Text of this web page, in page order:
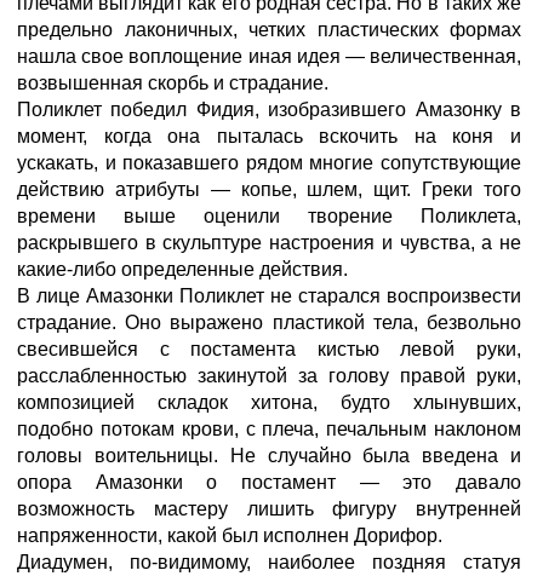
предельно лаконичных, четких пластических формах
нашла свое воплощение иная идея — величественная,
возвышенная скорбь и страдание.
Поликлет победил Фидия, изобразившего Амазонку в
момент, когда она пыталась вскочить на коня и
ускакать, и показавшего рядом многие сопутствующие
действию атрибуты — копье, шлем, щит. Греки того
времени выше оценили творение Поликлета,
раскрывшего в скульптуре настроения и чувства, а не
какие-либо определенные действия.
В лице Амазонки Поликлет не старался воспроизвести
страдание. Оно выражено пластикой тела, безвольно
свесившейся с постамента кистью левой руки,
расслабленностью закинутой за голову правой руки,
композицией складок хитона, будто хлынувших,
подобно потокам крови, с плеча, печальным наклоном
головы воительницы. Не случайно была введена и
опора Амазонки о постамент — это давало
возможность мастеру лишить фигуру внутренней
напряженности, какой был исполнен Дорифор.
Диадумен, по-видимому, наиболее поздняя статуя